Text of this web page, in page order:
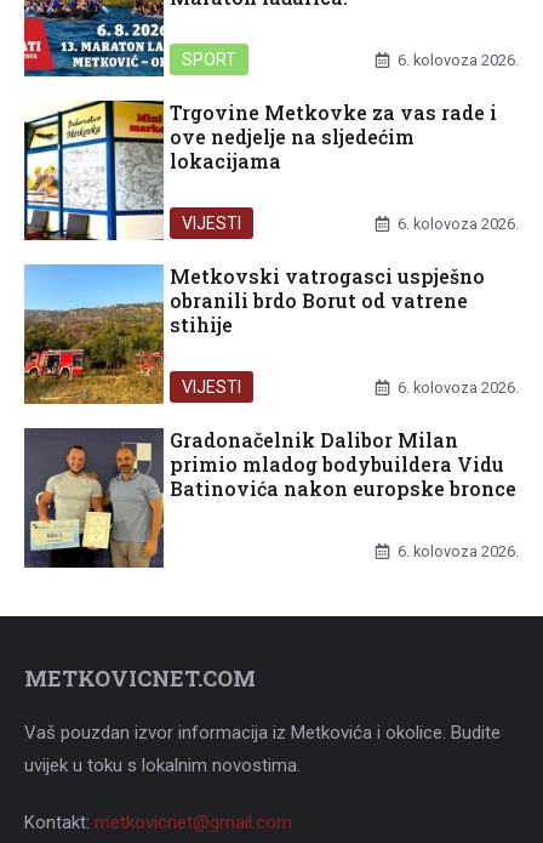
SPORT 6. kolovoza 2026.
Trgovine Metkovke za vas rade i
ove nedjelje na sljedećim
lokacijama
VIJESTI 6. kolovoza 2026.
Metkovski vatrogasci uspješno
obranili brdo Borut od vatrene
stihije
VIJESTI 6. kolovoza 2026.
Gradonačelnik Dalibor Milan
primio mladog bodybuildera Vidu
Batinovića nakon europske bronce
6. kolovoza 2026.
METKOVICNET.COM
Vaš pouzdan izvor informacija iz Metkovića i okolice. Budite
uvijek u toku s lokalnim novostima.
Kontakt: metkovicnet@gmail.com